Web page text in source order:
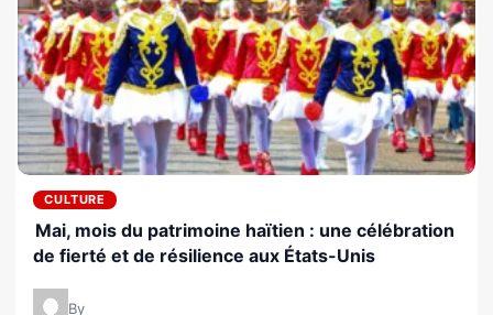
CULTURE
Mai, mois du patrimoine haïtien : une célébration
de fierté et de résilience aux États-Unis
By